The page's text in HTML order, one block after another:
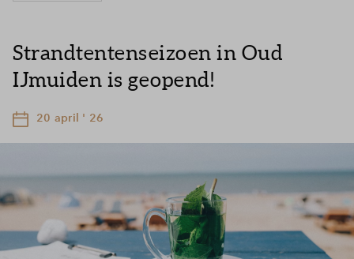
Strandtentenseizoen in Oud
IJmuiden is geopend!
20 april ' 26